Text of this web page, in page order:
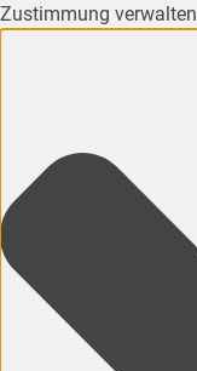
Zustimmung verwalten